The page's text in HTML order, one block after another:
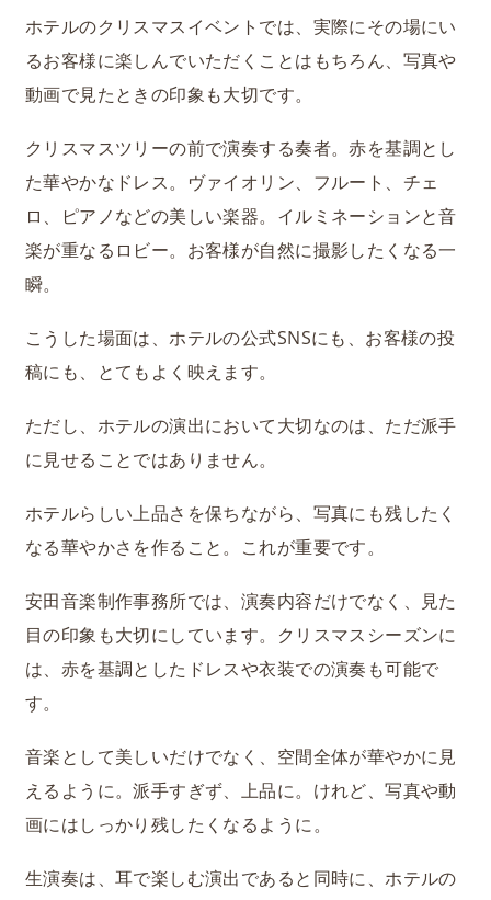
ホテルのクリスマスイベントでは、実際にその場にい
るお客様に楽しんでいただくことはもちろん、写真や
動画で見たときの印象も大切です。
クリスマスツリーの前で演奏する奏者。赤を基調とし
た華やかなドレス。ヴァイオリン、フルート、チェ
ロ、ピアノなどの美しい楽器。イルミネーションと音
楽が重なるロビー。お客様が自然に撮影したくなる一
瞬。
こうした場面は、ホテルの公式SNSにも、お客様の投
稿にも、とてもよく映えます。
ただし、ホテルの演出において大切なのは、ただ派手
に見せることではありません。
ホテルらしい上品さを保ちながら、写真にも残したく
なる華やかさを作ること。これが重要です。
安田音楽制作事務所では、演奏内容だけでなく、見た
目の印象も大切にしています。クリスマスシーズンに
は、赤を基調としたドレスや衣装での演奏も可能で
す。
音楽として美しいだけでなく、空間全体が華やかに見
えるように。派手すぎず、上品に。けれど、写真や動
画にはしっかり残したくなるように。
生演奏は、耳で楽しむ演出であると同時に、ホテルの